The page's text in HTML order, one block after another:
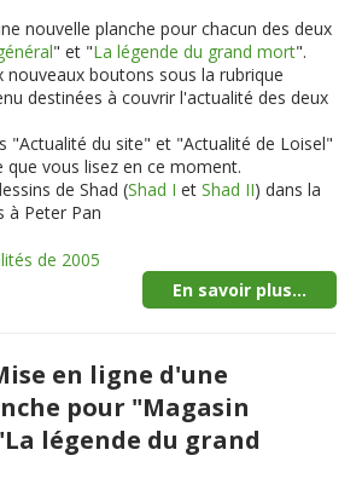
nouvelle planche pour chacun des deux
" et "La légende du grand mort".
nouveaux boutons sous la rubrique
destinées à couvrir l'actualité des deux
"Actualité du site" et "Actualité de Loisel"
vous lisez en ce moment.
de Shad (Shad I etShad II) dans la
à Peter Pan
de 2005
En savoir plus...
en ligne d'une
pour "Magasin
légende du grand